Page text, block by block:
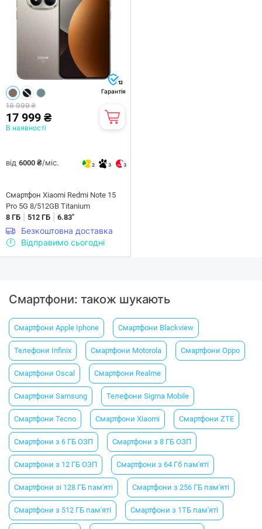
12
Гарантія
18 999 ₴
17 999 ₴
В наявності
від 6000 ₴/міс. 2 3 3
Смартфон Xiaomi Redmi Note 15
Pro 5G 8/512GB Titanium
8 ГБ
512 ГБ 6.83"
Безкоштовна доставка
Відправимо сьогодні
Смартфони: також шукають
Смартфони Apple Iphone Смартфони Blackview
Телефони Infinix Смартфони Motorola Смартфони Oppo
Смартфони Oscal Смартфони Realme
Смартфони Samsung Телефони Sigma Mobile
Смартфони Tecno Смартфони Xiaomi Смартфони ZTE
Смартфони з 6 ГБ ОЗП Смартфони з 8 ГБ ОЗП
Смартфони з 12 ГБ ОЗП Смартфони з 64 Гб пам'яті
Смартфони зі 128 ГБ пам'яті Смартфони з 256 ГБ пам'яті
Смартфони з 512 ГБ пам'яті Смартфони з 1ТБ пам'яті